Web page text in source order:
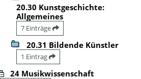
20.30 Kunstgeschichte:
Allgemeines
7 Einträge
20.31 Bildende Künstler
1 Eintrag
24 Musikwissenschaft